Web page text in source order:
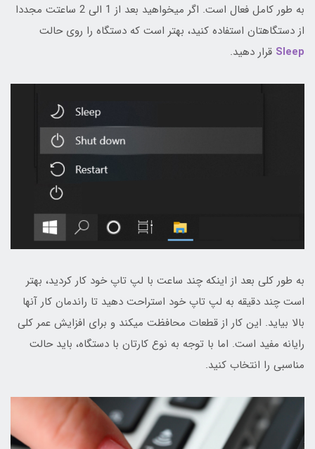
به طور کامل فعال است. اگر میخواهید بعد از 1 الی 2 ساعتت مجددا
از دستگاهتان استفاده کنید، بهتر است که دستگاه را روی حالت
Sleep قرار دهید.
به طور کلی بعد از اینکه چند ساعت با لپ تاپ خود کار کردید، بهتر
است چند دقیقه به لپ تاپ خود استراحت دهید تا راندمان کار آنها
بالا بیاید. این کار از قطعات محافظت میکند و برای افزایش عمر کلی
رایانه مفید است. اما با توجه به نوع کارتان با دستگاه، باید حالت
مناسبی را انتخاب کنید.